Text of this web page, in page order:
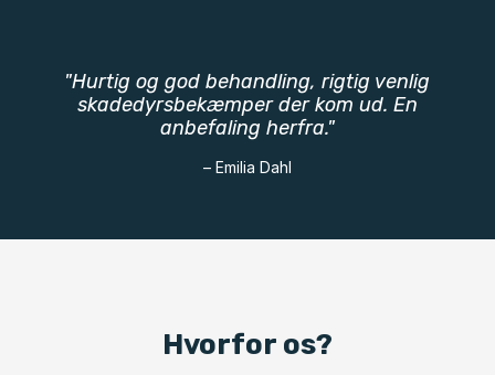
"Hurtig og god behandling, rigtig venlig
skadedyrsbekæmper der kom ud. En
anbefaling herfra."
– Emilia Dahl
Hvorfor os?